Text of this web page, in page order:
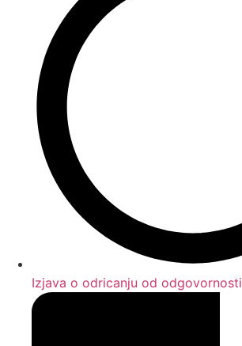
Izjava o odricanju od odgovornosti